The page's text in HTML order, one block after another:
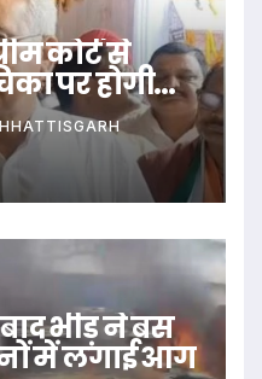
कोर्ट से
पर होगी
भीड़ ने बस
में लगाई आग